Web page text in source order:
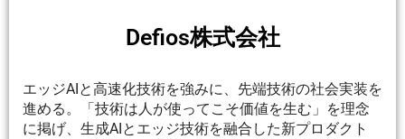
Defios株式会社
エッジAIと高速化技術を強みに、先端技術の社会実装を
進める。「技術は人が使ってこそ価値を生む」を理念
に掲げ、生成AIとエッジ技術を融合した新プロダクト